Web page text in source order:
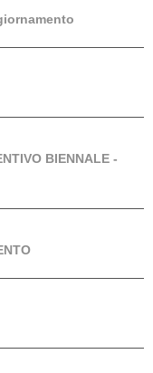
BIENNALE -